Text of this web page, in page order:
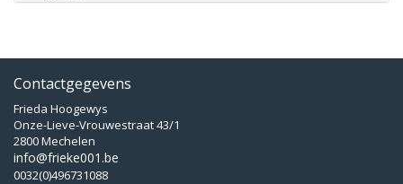
Contactgegevens
Frieda Hoogewys
Onze-Lieve-Vrouwestraat 43/1
2800 Mechelen
info@frieke001.be
0032(0)496731088